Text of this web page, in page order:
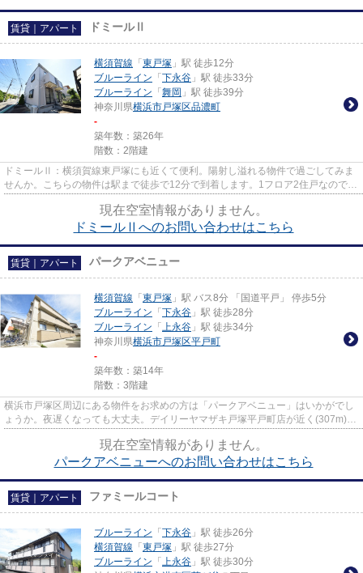
賃貸｜アパート ドミールⅡ
横須賀線 「 東戸塚 」駅 徒歩12分
ブルーライン 「 下永谷 」駅 徒歩33分
ブルーライン 「 舞岡 」駅 徒歩39分
神奈川県横浜市戸塚区品濃町
-
築年数：築26年
階数：2階建
ドミールⅡ：横須賀線東戸塚にも近くて便利。陽射し溢れる物件で過ごしてみま
せんか。こちらの物件は駅まで徒歩で12分で到着します。1フロア2住戸なので、
現在空室情報がありません。
ドミールⅡへのお問い合わせはこちら
賃貸｜アパート パークアベニュー
横須賀線 「 東戸塚 」駅 バス8分 「国道平戸」 停歩5分
ブルーライン 「 下永谷 」駅 徒歩28分
ブルーライン 「 上永谷 」駅 徒歩34分
神奈川県横浜市戸塚区平戸町
-
築年数：築14年
階数：3階建
横浜市戸塚区周辺にある物件をお求めの方は「パークアベニュー」はいかがでし
ょうか。夜遅くなっても大丈夫。デイリーヤマザキ戸塚平戸町店が近く(307m)に
現在空室情報がありません。
パークアベニューへのお問い合わせはこちら
賃貸｜アパート ファミールコート
ブルーライン 「 下永谷 」駅 徒歩26分
横須賀線 「 東戸塚 」駅 徒歩27分
ブルーライン 「 上永谷 」駅 徒歩30分